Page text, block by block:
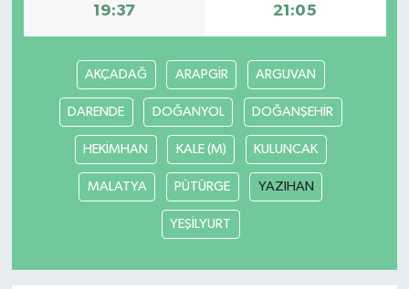
19:37 21:05
AKÇADAĞ ARAPGİR ARGUVAN
DARENDE DOĞANYOL DOĞANŞEHİR
HEKİMHAN KALE (M) KULUNCAK
MALATYA PÜTÜRGE YAZIHAN
YEŞİLYURT